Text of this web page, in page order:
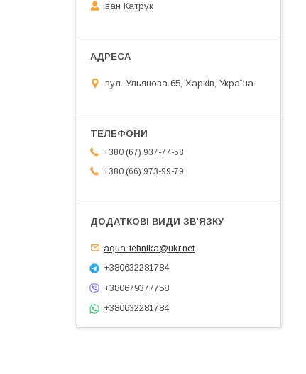
Іван Катрук
вул. Ульянова 65, Харків, Україна
+380 (67) 937-77-58
+380 (66) 973-99-79
aqua-tehnika@ukr.net
+380632281784
+380679377758
+380632281784